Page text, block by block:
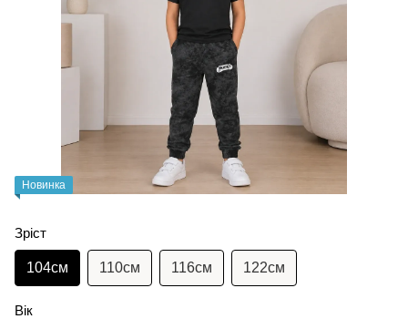
Новинка
Зріст
104см 110см 116см 122см
Вік